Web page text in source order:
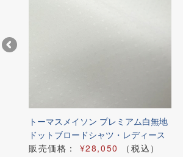
トーマスメイソン プレミアム白無地
ドットブロードシャツ・レディース
販売価格： ¥28,050 （税込）